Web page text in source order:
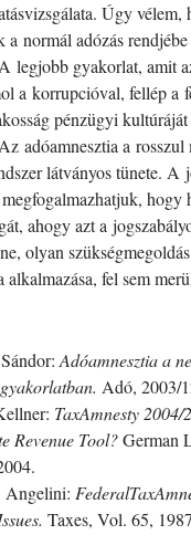
Úgy vélem,
a normál adózás rendjébe
legjobb gyakorlat, amit
a korrupcióval, fellép a
pénzügyi
adóamnesztia a
látványos tünete. A
hogy
ahogy azt a
olyan
alkalmazása, fel sem
Adóamnesztia a
Adó, 2003/
TaxAmnesty 2004/
Revenue Tool?German
Angelini:
Taxes, Vol. 65,